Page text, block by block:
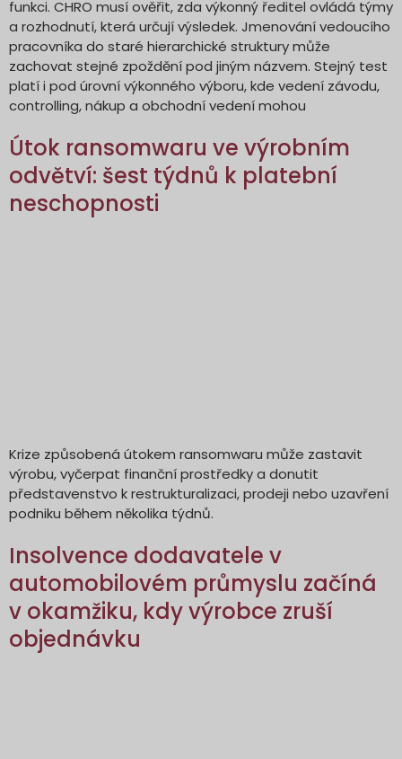
funkci. CHRO musí ověřit, zda výkonný ředitel ovládá týmy
a rozhodnutí, která určují výsledek. Jmenování vedoucího
pracovníka do staré hierarchické struktury může
zachovat stejné zpoždění pod jiným názvem. Stejný test
platí i pod úrovní výkonného výboru, kde vedení závodu,
controlling, nákup a obchodní vedení mohou
Útok ransomwaru ve výrobním
odvětví: šest týdnů k platební
neschopnosti
Krize způsobená útokem ransomwaru může zastavit
výrobu, vyčerpat finanční prostředky a donutit
představenstvo k restrukturalizaci, prodeji nebo uzavření
podniku během několika týdnů.
Insolvence dodavatele v
automobilovém průmyslu začíná
v okamžiku, kdy výrobce zruší
objednávku